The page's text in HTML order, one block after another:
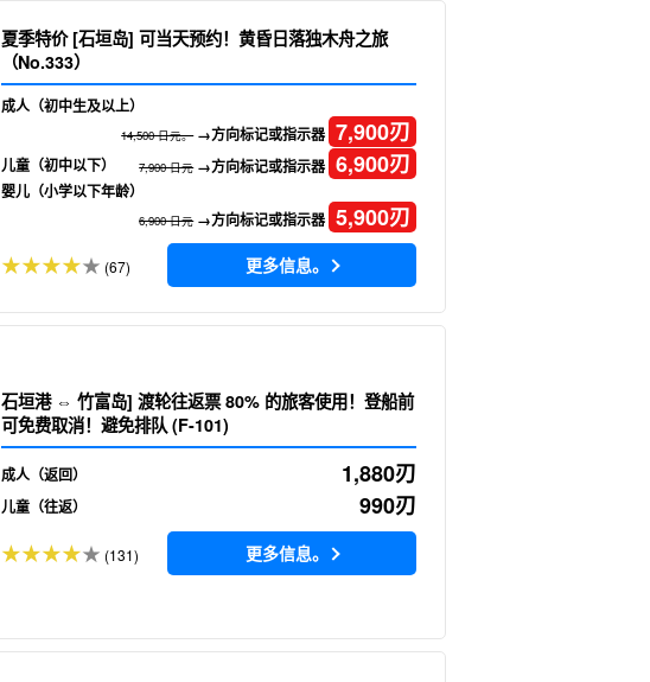
夏季特价 [石垣岛] 可当天预约！黄昏日落独木舟之旅
（No.333）
成人（初中生及以上）
14,500 日元。→方向标记或指示器 7,900刃
儿童（初中以下） 7,900 日元→方向标记或指示器 6,900刃
婴儿（小学以下年龄）
6,900 日元→方向标记或指示器 5,900刃
(67) 更多信息。
石垣港 ⇔ 竹富岛] 渡轮往返票 80% 的旅客使用！登船前
可免费取消！避免排队 (F-101)
成人（返回） 1,880刃
儿童（往返） 990刃
(131) 更多信息。